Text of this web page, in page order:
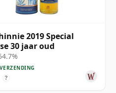
2019 Special
30 jaar oud
?